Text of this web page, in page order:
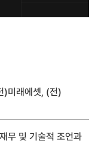
)미래에셋, (전)
무 및 기술적 조언과